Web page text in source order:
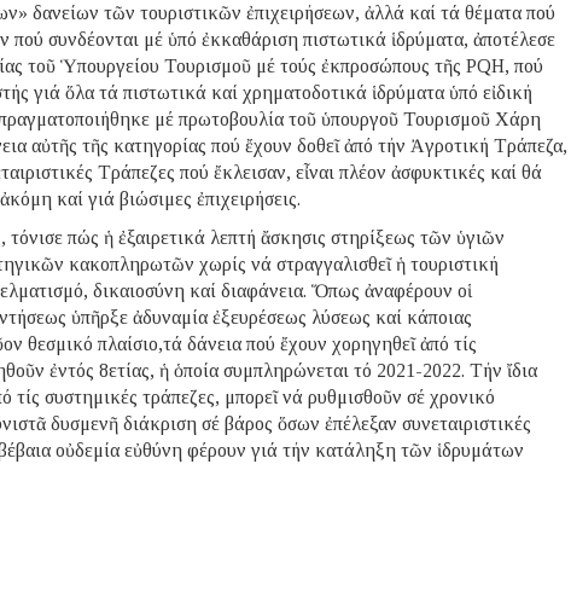
δανείων τῶν τουριστικῶν ἐπιχειρήσεων, ἀλλά καί τά θέματα πού
πού συνδέονται μέ ὑπό ἐκκαθάριση πιστωτικά ἱδρύματα, ἀποτέλεσε
τοῦ Ὑπουργείου Τουρισμοῦ μέ τούς ἐκπροσώπους τῆς PQH, πού
γιά ὅλα τά πιστωτικά καί χρηματοδοτικά ἱδρύματα ὑπό εἰδική
μέ πρωτοβουλία τοῦ ὑπουργοῦ Τουρισμοῦ Χάρη
αὐτῆς τῆς κατηγορίας πού ἔχουν δοθεῖ ἀπό τήν Ἀγροτική Τράπεζα,
Τράπεζες πού ἔκλεισαν, εἶναι πλέον ἀσφυκτικές καί θά
καί γιά βιώσιμες ἐπιχειρήσεις.
πώς ἡ ἐξαιρετικά λεπτή ἄσκησις στηρίξεως τῶν ὑγιῶν
κακοπληρωτῶν χωρίς νά στραγγαλισθεῖ ἡ τουριστική
δικαιοσύνη καί διαφάνεια. Ὅπως ἀναφέρουν οἱ
ὑπῆρξε ἀδυναμία ἐξευρέσεως λύσεως καί κάποιας
θεσμικό πλαίσιο,τά δάνεια πού ἔχουν χορηγηθεῖ ἀπό τίς
ἐντός 8ετίας, ἡ ὁποία συμπληρώνεται τό 2021-2022. Τήν ἴδια
τίς συστημικές τράπεζες, μπορεῖ νά ρυθμισθοῦν σέ χρονικό
δυσμενῆ διάκριση σέ βάρος ὅσων ἐπέλεξαν συνεταιριστικές
οὐδεμία εὐθύνη φέρουν γιά τήν κατάληξη τῶν ἱδρυμάτων